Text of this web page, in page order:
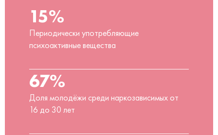
15%
Периодически употребляющие
психоактивные вещества
67%
Доля молодёжи среди наркозависимых от
16 до 30 лет